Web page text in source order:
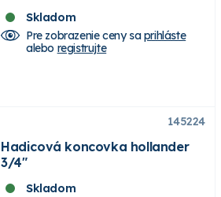
Skladom
Pre zobrazenie ceny saprihláste
alebo registrujte
145224
Hadicová koncovka hollander
3/4"
Skladom